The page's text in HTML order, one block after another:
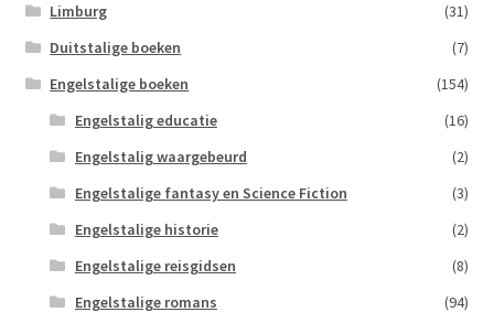
Limburg
(31)
Duitstalige boeken
(7)
Engelstalige boeken
(154)
Engelstalig educatie
(16)
Engelstalig waargebeurd
(2)
Engelstalige fantasy en Science Fiction
(3)
Engelstalige historie
(2)
Engelstalige reisgidsen
(8)
Engelstalige romans
(94)